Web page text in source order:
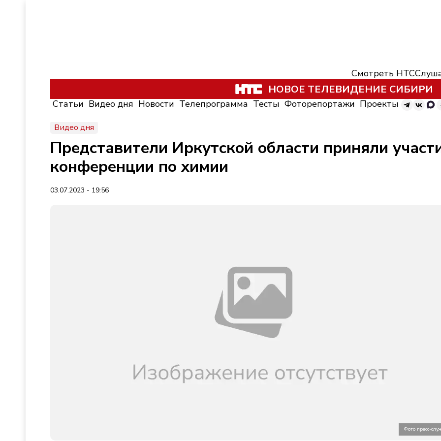
Смотреть НТС
НОВОЕ ТЕЛЕВИДЕНИЕ СИБИРИ
Статьи Видео дня Новости Телепрограмма Тесты Фоторепортажи Проекты
Видео дня
Представители Иркутской области приняли
конференции по химии
03.07.2023 - 19:56
Фото пресс-